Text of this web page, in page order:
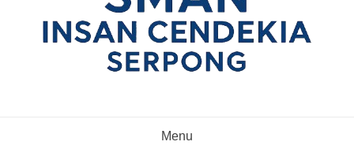
Menu